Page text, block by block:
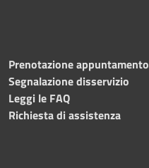
Prenotazione appuntamento
Segnalazione disservizio
Leggi le FAQ
Richiesta di assistenza